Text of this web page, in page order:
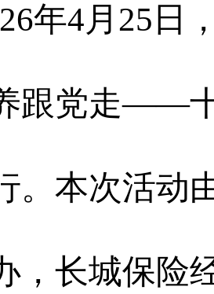
年4月25日
跟党走——
。本次活动
，长城保险